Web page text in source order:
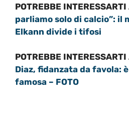
POTREBBE INTERESSARTI
parliamo solo di calcio”: il
Elkann divide i tifosi
POTREBBE INTERESSARTI
Diaz, fidanzata da favola:
famosa – FOTO